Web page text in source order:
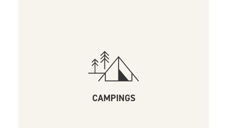
CAMPINGS